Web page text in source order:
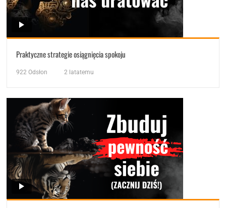
Praktyczne strategie osiągnięcia spokoju
922 Odsłon 2 latatemu